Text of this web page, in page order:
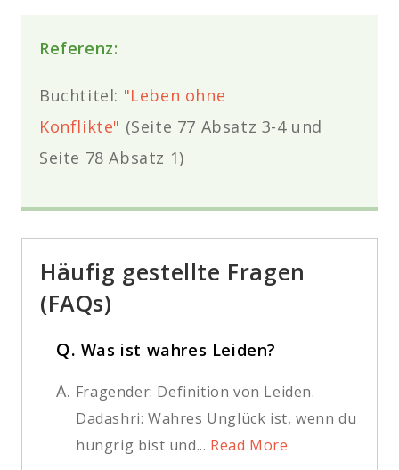
Referenz:
Buchtitel: "Leben ohne
Konflikte" (Seite 77 Absatz 3-4 und
Seite 78Absatz 1)
Häufig gestellte Fragen
(FAQs)
Q. Was ist wahres Leiden?
A. Fragender: Definition von Leiden.
Dadashri: Wahres Unglück ist, wenn du
hungrig bist und... Read More